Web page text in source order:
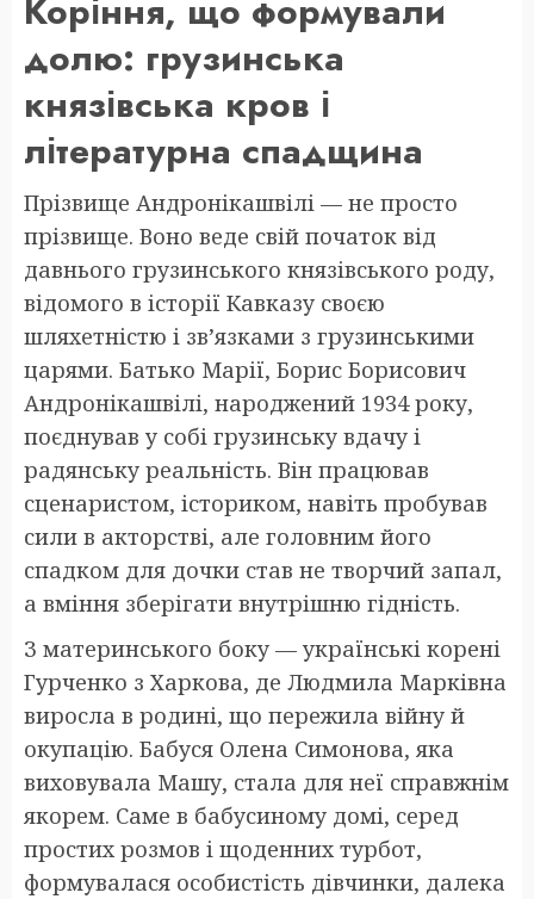
Коріння, що формували
долю: грузинська
князівська кров і
літературна спадщина
Прізвище Андронікашвілі — не просто
прізвище. Воно веде свій початок від
давнього грузинського князівського роду,
відомого в історії Кавказу своєю
шляхетністю і зв’язками з грузинськими
царями. Батько Марії, Борис Борисович
Андронікашвілі, народжений 1934 року,
поєднував у собі грузинську вдачу і
радянську реальність. Він працював
сценаристом, істориком, навіть пробував
сили в акторстві, але головним його
спадком для дочки став не творчий запал,
а вміння зберігати внутрішню гідність.
З материнського боку — українські корені
Гурченко з Харкова, де Людмила Марківна
виросла в родині, що пережила війну й
окупацію. Бабуся Олена Симонова, яка
виховувала Машу, стала для неї справжнім
якорем. Саме в бабусиному домі, серед
простих розмов і щоденних турбот,
формувалася особистість дівчинки, далека